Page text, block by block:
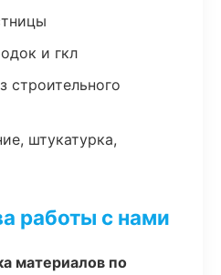
и гкл
строительного
штукатурка,
работы с нами
материалов по